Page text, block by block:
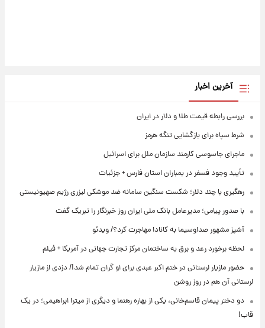
آخرین اخبار
بررسی رابطه قیمت طلا و دلار در ایران
شرط سپاه برای بازگشایی تنگه هرمز
ماجرای جاسوسی کارمند سازمان ملل برای اسرائیل
تأیید وجود فسفر در بمباران استان فارس + جزئیات
رهگیری با چند دلار؛ شکست سنگین سامانه ضد موشکی لیزری رژیم صهیونیستی
با صدور پیامی؛ مدیرعامل بانک ملی ایران روز خبرنگار را تبریک گفت
آشپز مشهور صداوسیما به کانادا مهاجرت کرد؟/ ویدئو
لحظه برخورد رعد و برق به ساختمان مرکز تجارت جهانی در آمریکا + فیلم
حضور مازیار لرستانی در ختم اکبر عبدی برای او گران تمام شد!/ دزدی از مازیار
لرستانی آن هم در روز روشن
دو دختر پیمان قاسم‌خانی، یکی از بهاره رهنما و دیگری از میترا ابراهیمی؛ در یک
قاب!